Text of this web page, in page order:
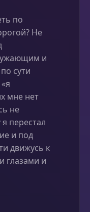
по
Не
и
сути
мне нет
не
перестал
и под
движусь к
глазами и